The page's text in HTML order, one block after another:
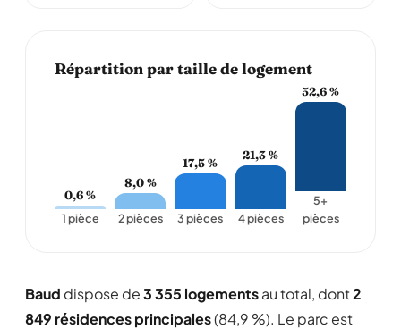
Répartition par taille de logement
0,6 %
1 pièce
8,0 %
2 pièces
17,5 %
3 pièces
21,3 %
4 pièces
52,6 %
5+
pièces
Baud dispose de3 355 logementsau total, dont2
849 résidences principales(84,9 %). Le parc est